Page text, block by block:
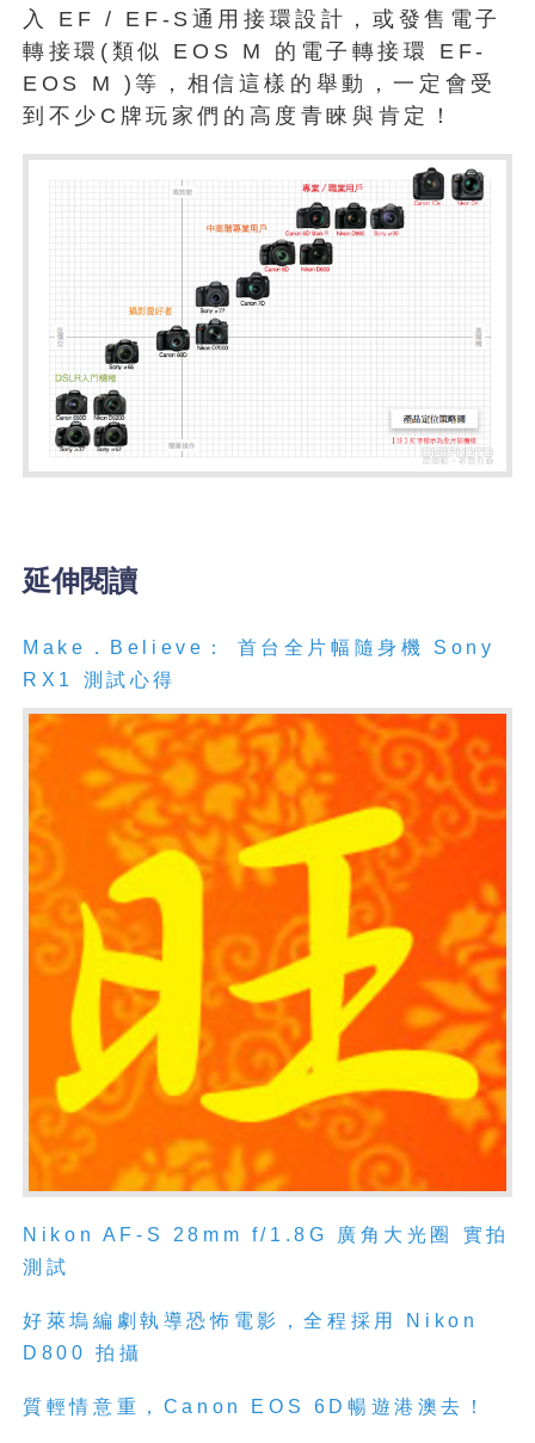
入 EF / EF-S通用接環設計，或發售電子
轉接環(類似 EOS M 的電子轉接環 EF-
EOS M )等，相信這樣的舉動，一定會受
到不少C牌玩家們的高度青睞與肯定！
延伸閱讀
Make．Believe： 首台全片幅隨身機 Sony
RX1 測試心得
Nikon AF-S 28mm f/1.8G 廣角大光圈 實拍
測試
好萊塢編劇執導恐怖電影，全程採用 Nikon
D800 拍攝
質輕情意重，Canon EOS 6D暢遊港澳去！